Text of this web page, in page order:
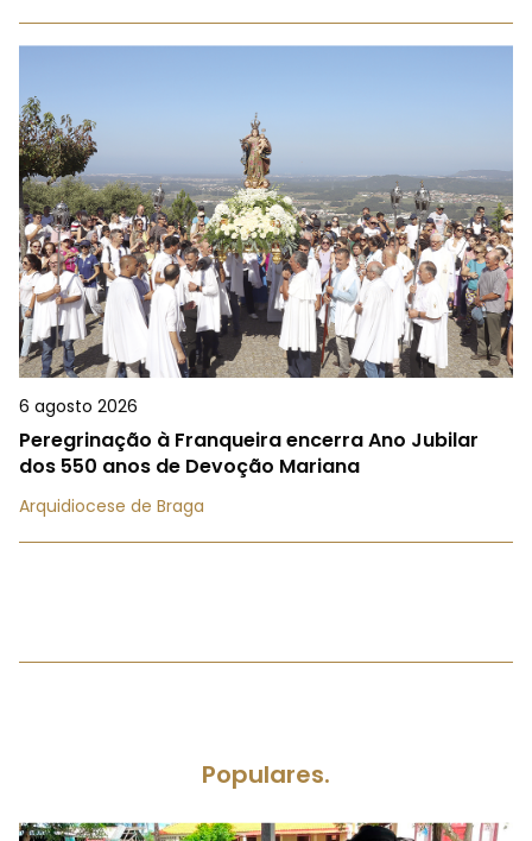
6 agosto 2026
Peregrinação à Franqueira encerra Ano Jubilar
dos 550 anos de Devoção Mariana
Arquidiocese de Braga
Populares.